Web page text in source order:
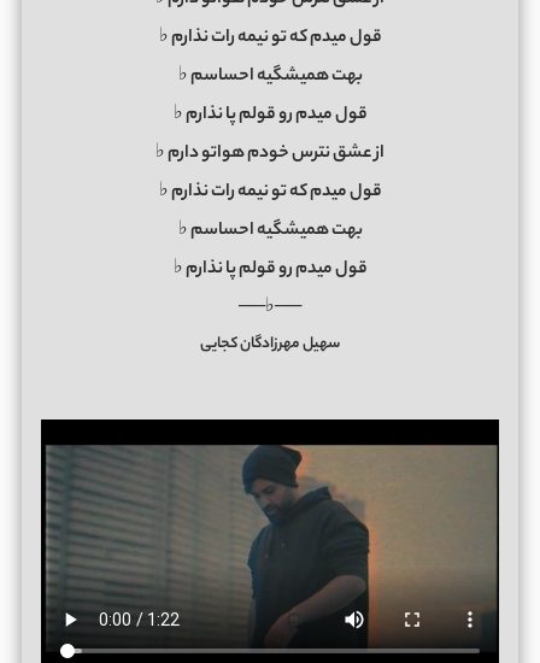
قول میدم که تو نیمه رات نذارم ♭
بهت همیشگیه احساسم ♭
قول میدم رو قولم پا نذارم ♭
از عشق نترس خودم هواتو دارم ♭
قول میدم که تو نیمه رات نذارم ♭
بهت همیشگیه احساسم ♭
قول میدم رو قولم پا نذارم ♭
──♭──
سهیل مهرزادگان کجایی